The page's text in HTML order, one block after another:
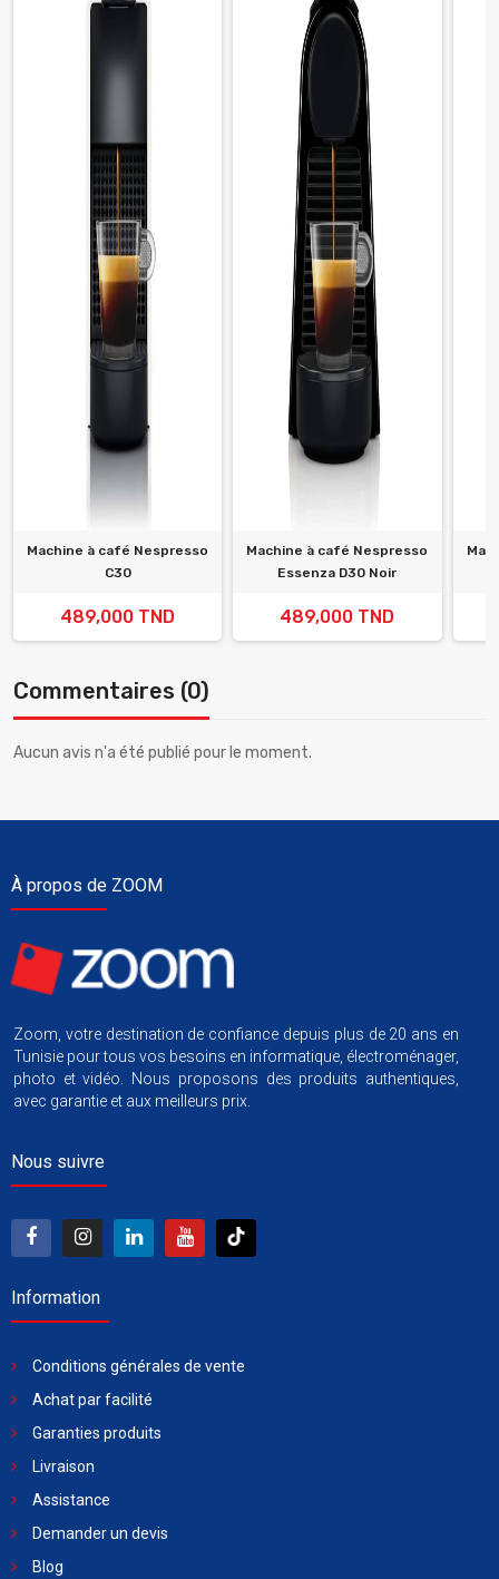
Machine à café Nespresso
C30
489,000 TND
Machine à café Nespresso
Essenza D30 Noir
489,000 TND
Commentaires (0)
Aucun avis n'a été publié pour le moment.
À propos de ZOOM
Zoom, votre destination de confiance depuis plus de 20 ans en
Tunisie pour tous vos besoins en informatique, électroménager,
photo et vidéo. Nous proposons des produits authentiques,
avec garantie et aux meilleurs prix.
Nous suivre
Information
Conditions générales de vente
Achat par facilité
Garanties produits
Livraison
Assistance
Demander un devis
Blog